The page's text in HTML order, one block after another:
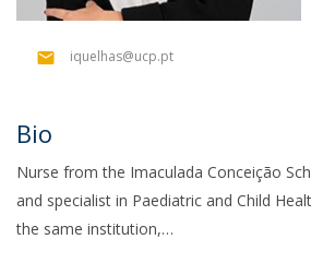
iquelhas@ucp.pt
Bio
Nurse from the Imaculada Conceição
and specialist in Paediatric and Child
the same institution,